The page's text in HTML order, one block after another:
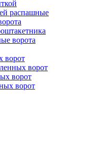
распашные
ворота
ворот
ворот
ворот
ворот